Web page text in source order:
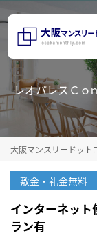
レオパレスＣ
大阪マンスリードット
敷金・礼金無料
インターネッ
ラン有